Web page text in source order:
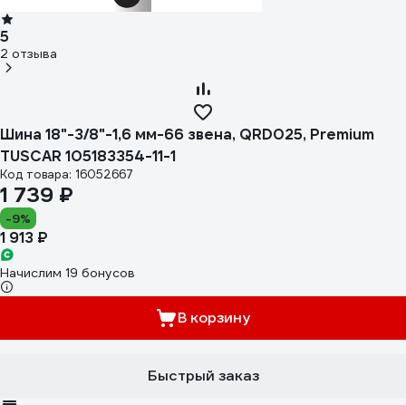
5
2 отзыва
Шина 18"-3/8"-1,6 мм-66 звена, QRD025, Premium
TUSCAR 105183354-11-1
Код товара: 16052667
1 739 ₽
-9%
1 913 ₽
Начислим 19 бонусов
В корзину
Быстрый заказ